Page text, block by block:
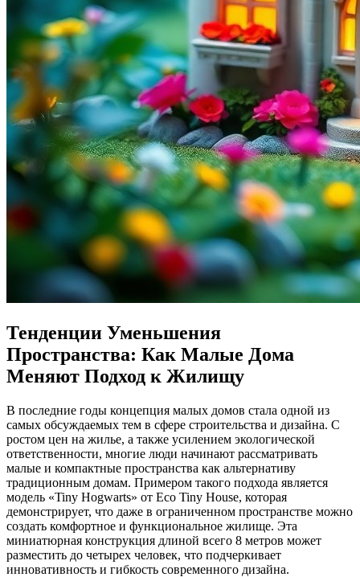
Тенденции Уменьшения
Пространства: Как Малые Дома
Меняют Подход к Жилищу
В последние годы концепция малых домов стала одной из
самых обсуждаемых тем в сфере строительства и дизайна. С
ростом цен на жилье, а также усилением экологической
ответственности, многие люди начинают рассматривать
малые и компактные пространства как альтернативу
традиционным домам. Примером такого подхода является
модель «Tiny Hogwarts» от Eco Tiny House, которая
демонстрирует, что даже в ограниченном пространстве можно
создать комфортное и функциональное жилище. Эта
миниатюрная конструкция длиной всего 8 метров может
разместить до четырех человек, что подчеркивает
инновативность и гибкость современного дизайна.